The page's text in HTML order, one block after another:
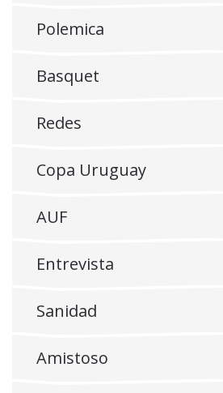
Polemica
Basquet
Redes
Copa Uruguay
AUF
Entrevista
Sanidad
Amistoso